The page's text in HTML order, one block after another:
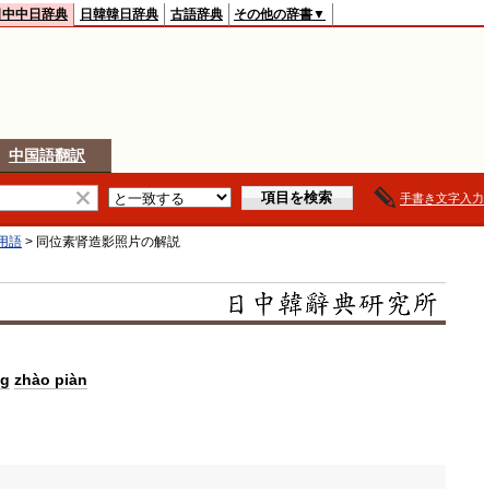
中中日辞典 日韓韓日辞典 古語辞典 その他の辞書▼
中国語翻訳
手書き文字入力
語 > 同位素肾造影照片の解説
zhào piàn